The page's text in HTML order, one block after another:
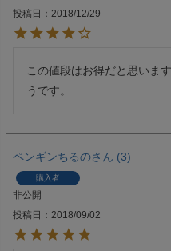
投稿日
2018/12/29
この値段はお得だと思いま
ペンギンちるの 3
購入者
非公開
投稿日
2018/09/02